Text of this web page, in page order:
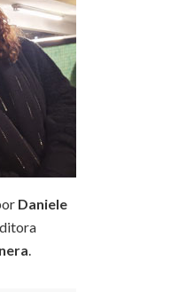
Daniele
.